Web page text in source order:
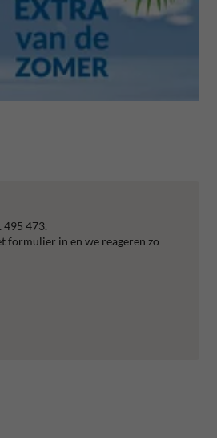
495 473.
formulier in en we reageren zo